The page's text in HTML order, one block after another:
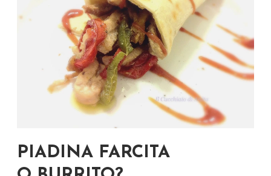
PIADINA FARCITA